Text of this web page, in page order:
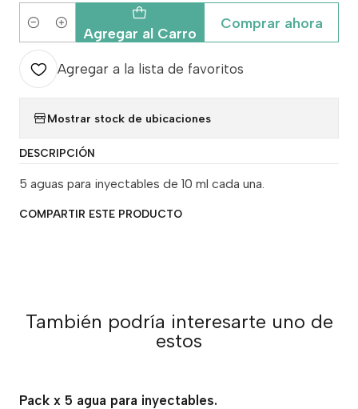
Cantidad Agregar al Carro
Comprar ahora
Agregar a la lista de favoritos
Mostrar stock de ubicaciones
DESCRIPCIÓN
5 aguas para inyectables de 10 ml cada una.
COMPARTIR ESTE PRODUCTO
También podría interesarte uno de
estos
Pack x 5 agua para inyectables.